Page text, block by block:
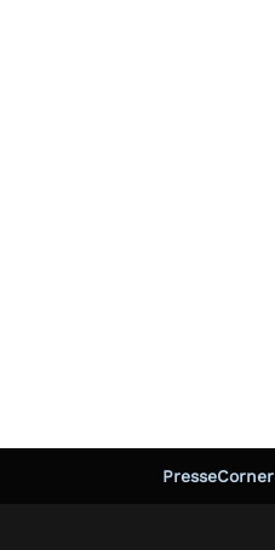
PresseCorner